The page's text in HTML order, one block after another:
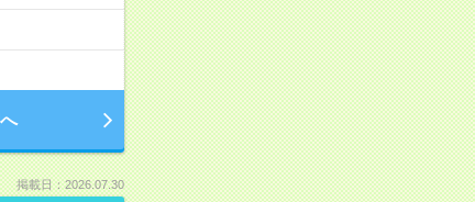
掲載日：2026.07.30